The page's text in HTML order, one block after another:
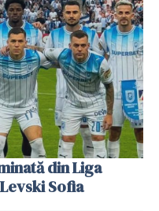
din Liga
Sofia